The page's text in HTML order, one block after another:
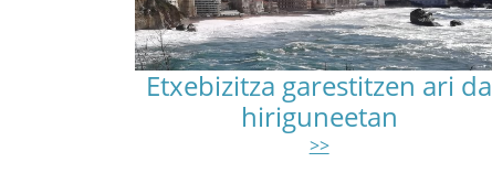
Etxebizitza garestitzen ari da
hiriguneetan
>>